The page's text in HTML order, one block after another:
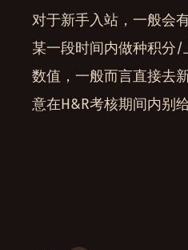
对于新手入站，一般会
某一段时间内做种积分/
数值，一般而言直接去
意在H&R考核期间内别